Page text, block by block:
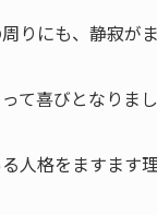
りにも、静寂が
て喜びとなりまし
人格をますます